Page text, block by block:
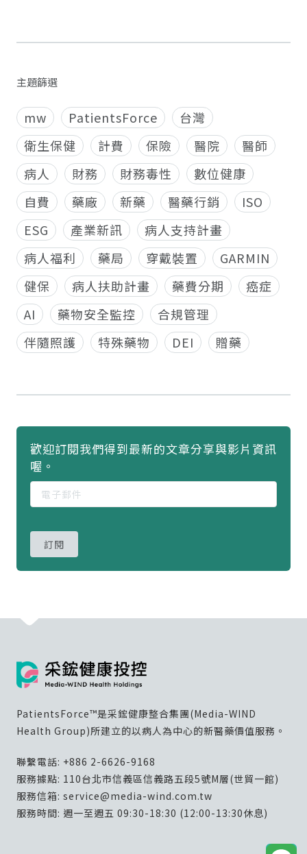
主題篩選
mw PatientsForce
台灣
衛生保健
計費 保險 醫院
醫師
病人
財務 財務毒性
數位健康
自費
藥廠 新藥 醫藥行銷
ISO
ESG
產業新訊
病人支持計畫
病人福利
藥局 穿戴裝置
GARMIN
健保
病人扶助計畫 藥費分期
癌症
AI
藥物安全監控
合規管理
伴隨照護
特殊藥物 DEI 贈藥
歡迎訂閱我們得到最新的文章分享與影片資訊
喔。
訂閱
PatientsForce™是采鋐健康整合集團(Media-WIND
Health Group)所建立的以病人為中心的新醫藥價值服務。
聯繫電話: +886 2-6626-9168
服務據點: 110台北市信義區信義路五段5號M層(世貿一館)
服務信箱: service@media-wind.com.tw
服務時間: 週一至週五 09:30-18:30 (12:00-13:30休息)